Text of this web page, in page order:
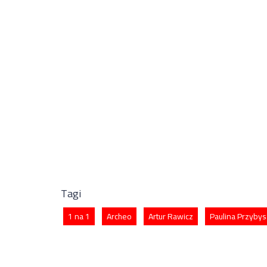
Tagi
1 na 1 Archeo Artur Rawicz Paulina